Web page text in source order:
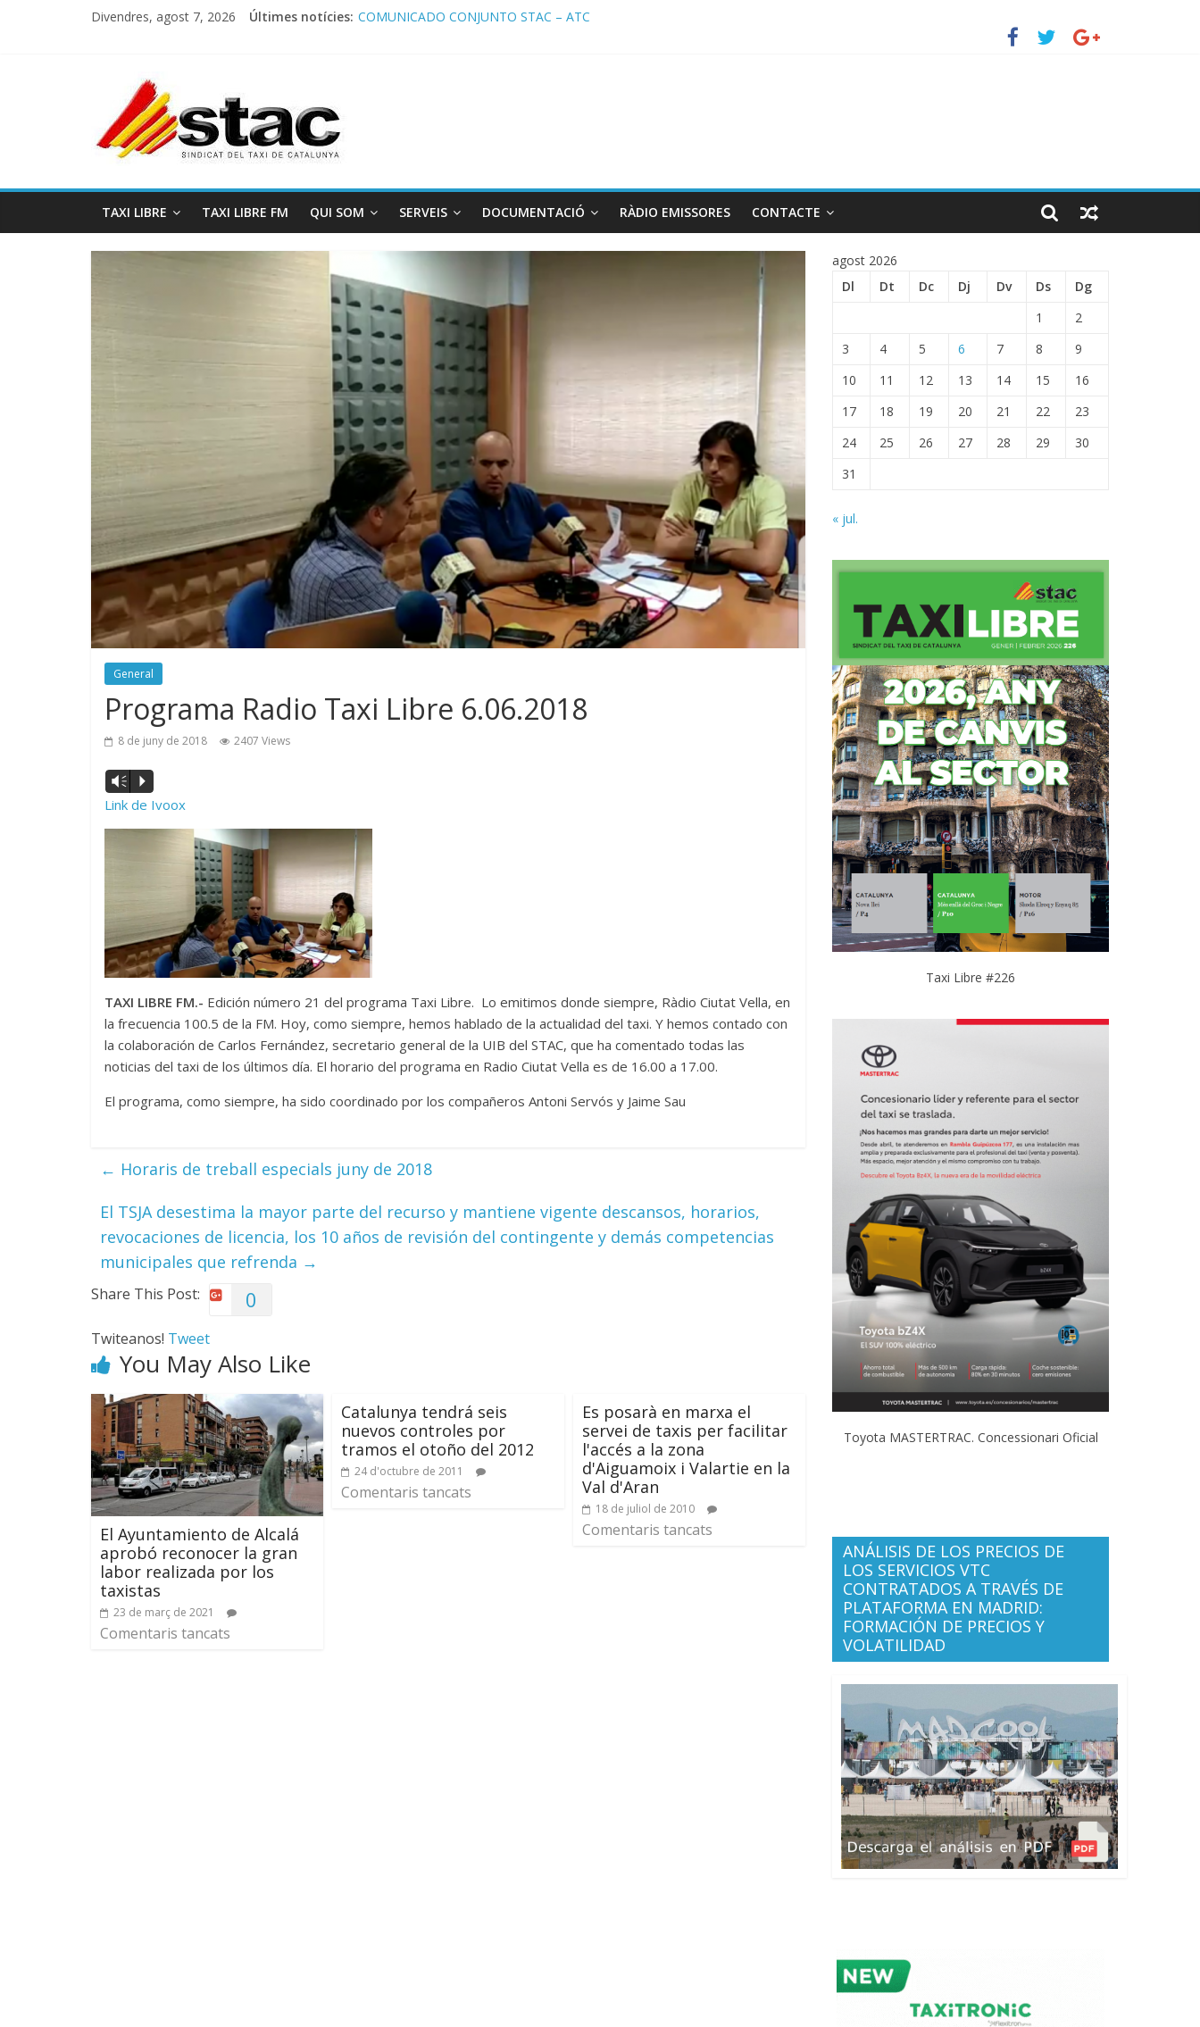
Divendres, agost 7, 2026 Últimes notícies: COMUNICADO CONJUNTO STAC – ATC
TAXI LIBRE TAXI LIBRE FM QUI SOM SERVEIS DOCUMENTACIÓ RÀDIO EMISSORES CONTACTE
General
Programa Radio Taxi Libre 6.06.2018
8 de juny de 2018 2407 Views
Reproductor
d'àudio
Vm P
Link de Ivoox
TAXI LIBRE FM.- Edición número 21 del programa Taxi Libre. Lo emitimos donde siempre, Ràdio Ciutat Vella, en
la frecuencia 100.5 de la FM. Hoy, como siempre, hemos hablado de la actualidad del taxi. Y hemos contado con
la colaboración de Carlos Fernández, secretario general de la UIB del STAC, que ha comentado todas las
noticias del taxi de los últimos día. El horario del programa en Radio Ciutat Vella es de 16.00 a 17.00.
El programa, como siempre, ha sido coordinado por los compañeros Antoni Servós y Jaime Sau
← Horaris de treball especials juny de 2018
El TSJA desestima la mayor parte del recurso y mantiene vigente descansos, horarios,
revocaciones de licencia, los 10 años de revisión del contingente y demás competencias
municipales que refrenda →
Share This Post: 0
Twiteanos! Tweet
You May Also Like
El Ayuntamiento de Alcalá
aprobó reconocer la gran
labor realizada por los
taxistas
23 de març de 2021
Comentaris tancats
Catalunya tendrá seis
nuevos controles por
tramos el otoño del 2012
24 d'octubre de 2011
Comentaris tancats
Es posarà en marxa el
servei de taxis per facilitar
l'accés a la zona
d'Aiguamoix i Valartie en la
Val d'Aran
18 de juliol de 2010
Comentaris tancats
agost 2026
Dl
Dt Dc Dj Dv Ds
Dg
1
2
3
4 5 6 7 8
9
10
11 12 13 14 15
16
17
18 19 20 21 22
23
24
25 26 27 28 29
30
31
« jul.
Taxi Libre #226
Toyota MASTERTRAC. Concessionari Oficial
ANÁLISIS DE LOS PRECIOS DE
LOS SERVICIOS VTC
CONTRATADOS A TRAVÉS DE
PLATAFORMA EN MADRID:
FORMACIÓN DE PRECIOS Y
VOLATILIDAD